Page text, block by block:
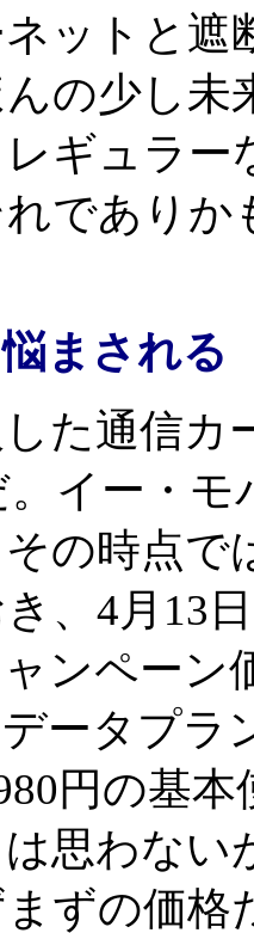
ットと遮
の少し未
ギュラ
であり
まされる
た通信カ
。イー・
の時点
、4月13
ンペーン
ータプラ
円の基
思わない
ずの価格